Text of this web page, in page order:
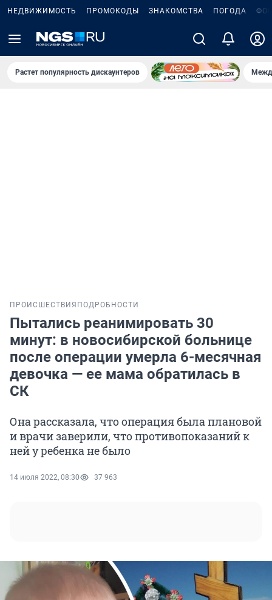
НЕДВИЖИМОСТЬ ПРОМОКОДЫ ЗНАКОМСТВА ПОГОДА
Растет популярность дискаунтеров
ПРОИСШЕСТВИЯ ПОДРОБНОСТИ
Пытались реанимировать 30
минут: в новосибирской больнице
после операции умерла 6-месячная
девочка — ее мама обратилась в
СК
Она рассказала, что операция была плановой
и врачи заверили, что противопоказаний к
ней у ребенка не было
14 июля 2022, 08:30 37 963